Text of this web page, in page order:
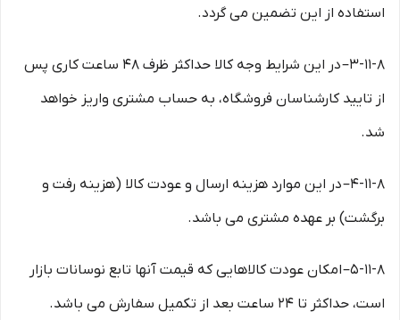
استفاده از این تضمین می گردد.
۳-۱۱-۸– در این شرایط وجه کالا حداکثر ظرف ۴۸ ساعت کاری پس
از تایید کارشناسان فروشگاه، به حساب مشتری واریز خواهد
شد.
۴-۱۱-۸– در این موارد هزینه ارسال و عودت کالا (هزینه رفت و
برگشت) بر عهده مشتری می باشد.
۵-۱۱-۸– امکان عودت کالاهایی که قیمت آنها تابع نوسانات بازار
است، حداکثر تا ۲۴ ساعت بعد از تکمیل سفارش می باشد.